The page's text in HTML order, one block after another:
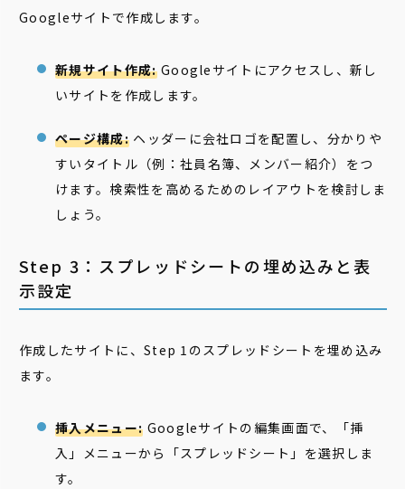
Googleサイトで作成します。
新規サイト作成:Googleサイトにアクセスし、新し
いサイトを作成します。
ページ構成:ヘッダーに会社ロゴを配置し、分かりや
すいタイトル（例：社員名簿、メンバー紹介）をつ
けます。検索性を高めるためのレイアウトを検討しま
しょう。
Step 3：スプレッドシートの埋め込みと表
示設定
作成したサイトに、Step 1のスプレッドシートを埋め込み
ます。
挿入メニュー: Googleサイトの編集画面で、「挿
入」メニューから「スプレッドシート」を選択しま
す。